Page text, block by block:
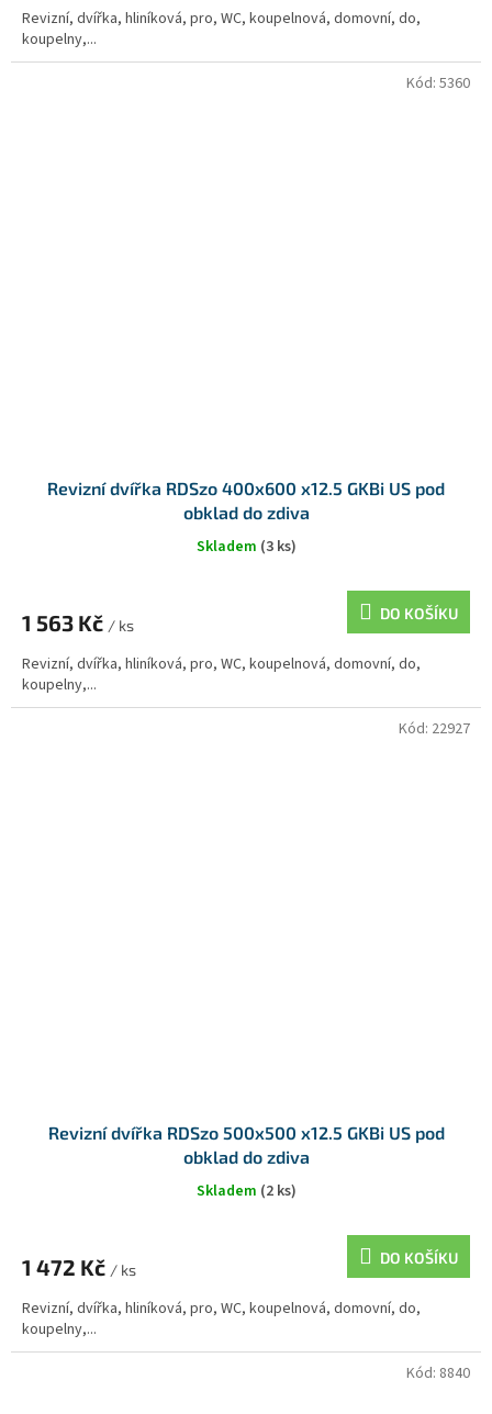
Revizní, dvířka, hliníková, pro, WC, koupelnová, domovní, do,
koupelny,...
Revizní dvířka RDSzo 400x600 x12.5 GKBi US pod
obklad do zdiva
Skladem (3 ks)
1 563 Kč / ks
DO KOŠÍKU
Revizní, dvířka, hliníková, pro, WC, koupelnová, domovní, do,
koupelny,...
Kód: 5360
Revizní dvířka RDSzo 500x500 x12.5 GKBi US pod
obklad do zdiva
Skladem (2 ks)
1 472 Kč / ks
DO KOŠÍKU
Revizní, dvířka, hliníková, pro, WC, koupelnová, domovní, do,
koupelny,...
Kód: 22927
Kód: 8840